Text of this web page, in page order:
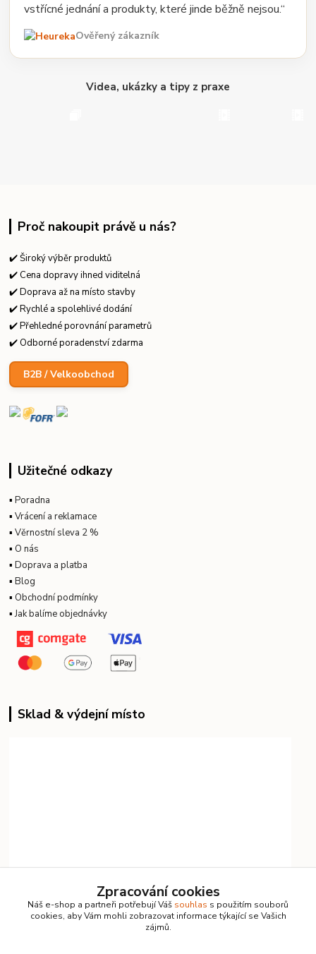
vstřícné jednání a produkty, které jinde běžně nejsou.“
Ověřený zákazník
Videa, ukázky a tipy z praxe
Proč nakoupit právě u nás?
✔️ Široký výběr produktů
✔️ Cena dopravy ihned viditelná
✔️ Doprava až na místo stavby
✔️ Rychlé a spolehlivé dodání
✔️ Přehledné porovnání parametrů
✔️ Odborné poradenství zdarma
B2B / Velkoobchod
Užitečné odkazy
▪Poradna
▪Vrácení a reklamace
▪Věrnostní sleva 2 %
▪ O nás
▪Doprava a platba
▪Blog
▪ Obchodní podmínky
▪Jak balíme objednávky
Sklad & výdejní místo
Zpracování cookies
Náš e-shop a partneři potřebují Váš souhlas s použitím souborů
cookies, aby Vám mohli zobrazovat informace týkající se Vašich
zájmů.